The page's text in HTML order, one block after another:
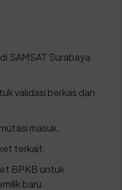
SAMSAT Surabaya
validasi berkas dan
masuk.
terkait.
BPKB untuk
baru.